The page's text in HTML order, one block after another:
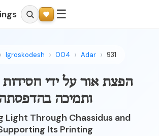
☰
Igroskodesh 004 Adar 931
הפצת אור על ידי חסידות
ותמיכה
Light Through Chassidus and
Its Printing